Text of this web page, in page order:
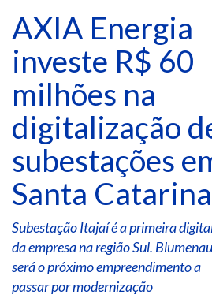
AXIA Energia
investe R$ 60
milhões na
digitalização
subestações
Santa Catarina
Subestação Itajaí é a primeira
da empresa na região Sul. Blumenau
será o próximo empreendimento a
passar por modernização